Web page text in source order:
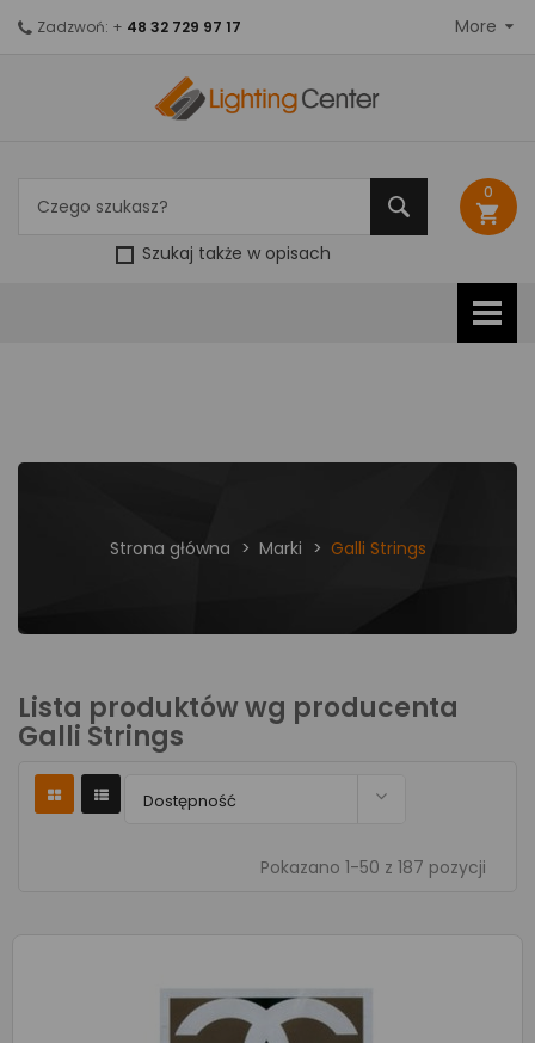
Szukaj także w opisach
0
shopping_cart
Zadzwoń: + 48 32 729 97 17 More
Strona główna Marki Galli Strings
Lista produktów wg producenta
Galli Strings
Dostępność 
Pokazano 1-50 z 187 pozycji